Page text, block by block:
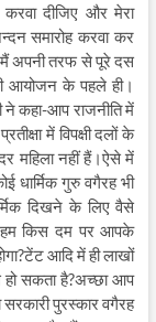
दीजिए और मेरा
समारोह करवा कर
अपनी तरफ से पूरे दस
आयोजन के पहले ही।
कहा-आप राजनीति में
में विपक्षी दलों के
महिला नहीं हैं।ऐसे में
धार्मिक गुरु वगैरह भी
दिखने के लिए वैसे
हम किस दम पर आपके
आदि में ही लाखों
सकता है?अच्छा आप
सरकारी पुरस्कार वगैरह